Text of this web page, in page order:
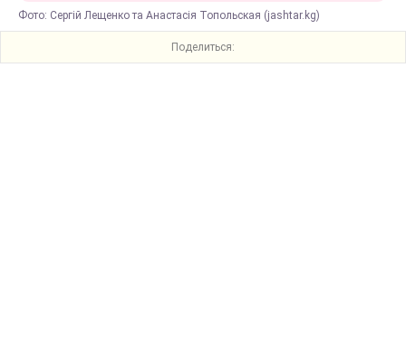
Фото: Сергій Лещенко та Анастасія Топольская (jashtar.kg)
Поделиться: